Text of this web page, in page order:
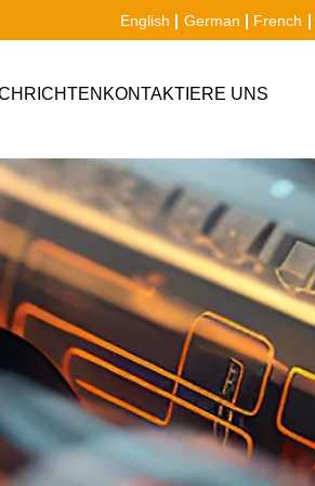
English German French
KONTAKTIERE UNS